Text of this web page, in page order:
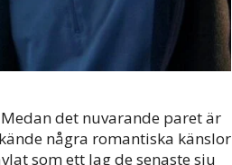
det nuvarande paret är
några romantiska känslor
som ett lag de senaste sju